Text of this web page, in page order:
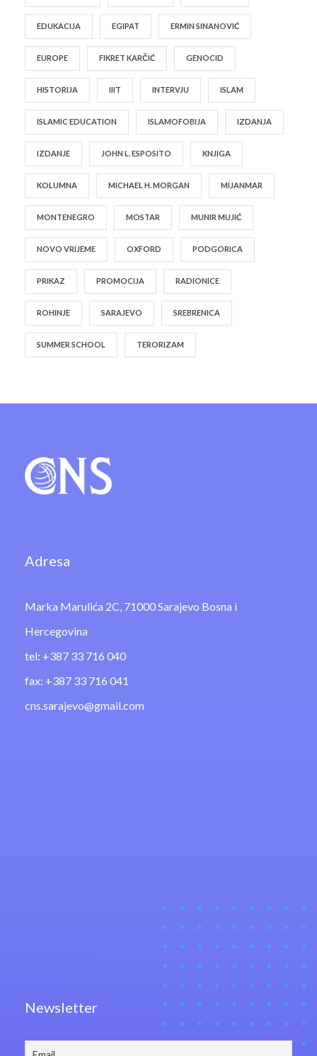
EDUKACIJA EGIPAT ERMIN SINANOVIĆ
EUROPE FIKRET KARČIĆ GENOCID
HISTORIJA IIIT INTERVJU ISLAM
ISLAMIC EDUCATION ISLAMOFOBIJA IZDANJA
IZDANJE JOHN L. ESPOSITO KNJIGA
KOLUMNA MICHAEL H. MORGAN MIJANMAR
MONTENEGRO MOSTAR MUNIR MUJIĆ
NOVO VRIJEME OXFORD PODGORICA
PRIKAZ PROMOCIJA RADIONICE
ROHINJE SARAJEVO SREBRENICA
SUMMER SCHOOL TERORIZAM
Adresa
Marka Marulića 2C, 71000 Sarajevo Bosna i
Hercegovina
tel: +387 33 716 040
fax: +387 33 716 041
cns.sarajevo@gmail.com
Newsletter